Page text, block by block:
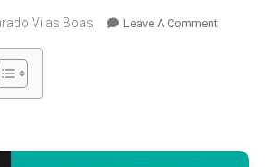
Vilas Boas Leave A CommentOn